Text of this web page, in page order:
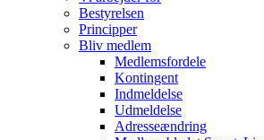
Bestyrelsen
Principper
Bliv medlem
Medlemsfordele
Kontingent
Indmeldelse
Udmeldelse
Adresseændring